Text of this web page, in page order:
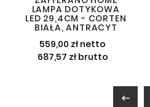
LAMPA DOTYKOWA
LED 29,4CM - CORTEN
BIAŁA, ANTRACYT
559,00 zł netto
687,57 zł brutto
